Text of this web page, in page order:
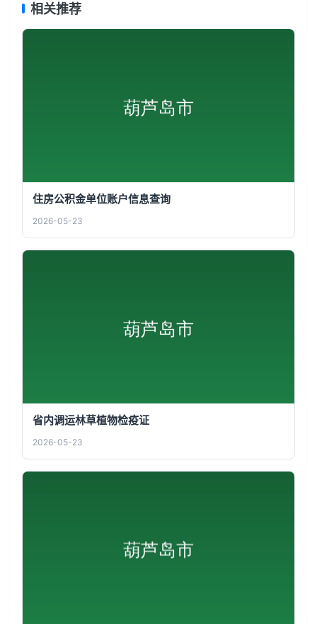
相关推荐
住房公积金单位账户信息查询
2026-05-23
省内调运林草植物检疫证
2026-05-23